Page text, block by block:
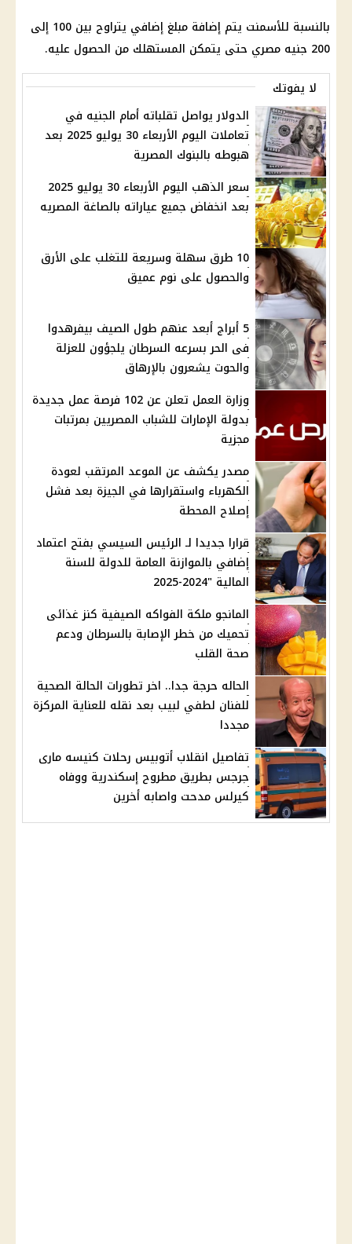
بالنسبة للأسمنت يتم إضافة مبلغ إضافي يتراوح بين 100 إلى
200 جنيه مصري حتى يتمكن المستهلك من الحصول عليه.
لا يفوتك
الدولار يواصل تقلباته أمام الجنيه في
تعاملات اليوم الأربعاء 30 يوليو 2025 بعد
هبوطه بالبنوك المصرية
سعر الذهب اليوم الأربعاء 30 يوليو 2025
بعد انخفاض جميع عياراته بالصاغة المصريه
10 طرق سهلة وسريعة للتغلب على الأرق
والحصول على نوم عميق
5 أبراج أبعد عنهم طول الصيف بيفرهدوا
فى الحر بسرعه السرطان يلجؤون للعزلة
والحوت يشعرون بالإرهاق
وزارة العمل تعلن عن 102 فرصة عمل جديدة
بدولة الإمارات للشباب المصريين بمرتبات
مجزية
مصدر يكشف عن الموعد المرتقب لعودة
الكهرباء واستقرارها في الجيزة بعد فشل
إصلاح المحطة
قرارا جديدا لـ الرئيس السيسي بفتح اعتماد
إضافي بالموازنة العامة للدولة للسنة
المالية "2024-2025
المانجو ملكة الفواكه الصيفية كنز غذائى
تحميك من خطر الإصابة بالسرطان ودعم
صحة القلب
الحاله حرجة جدا.. اخر تطورات الحالة الصحية
للفنان لطفي لبيب بعد نقله للعناية المركزة
مجددا
تفاصيل انقلاب أتوبيس رحلات كنيسه مارى
جرجس بطريق مطروح إسكندرية ووفاه
كيرلس مدحت واصابه أخرين